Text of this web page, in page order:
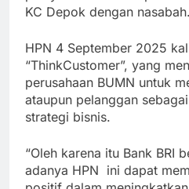
KC Depok dengan nasabah.
HPN 4 September 2025
“ThinkCustomer”, yang
perusahaan BUMN untuk
ataupun pelanggan
strategi bisnis.
“Oleh karena itu Bank BRI
adanya HPN ini dapat